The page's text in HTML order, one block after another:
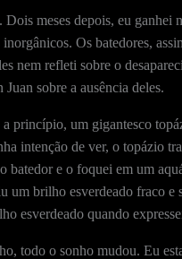
Dois meses depois, eu
Os batedores,
nem refleti sobre o
sobre a ausência deles.
princípio, um gigantesco
intenção de ver, o topázio
batedor e o foquei em um
um brilho esverdeado fraco
esverdeado quando
todo o sonho mudou. Eu